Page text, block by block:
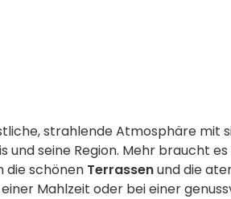
strahlende Atmosphäre mit
und seine Region. Mehr braucht
die schönen Terrassenund die
Mahlzeit oder bei einer